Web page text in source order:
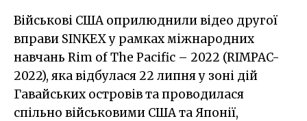
Військові США оприлюднили відео другої
вправи SINKEX у рамках міжнародних
навчань Rim of The Pacific – 2022 (RIMPAC-
2022), яка відбулася 22 липня у зоні дій
Гавайських островів та проводилася
спільно військовими США та Японії,